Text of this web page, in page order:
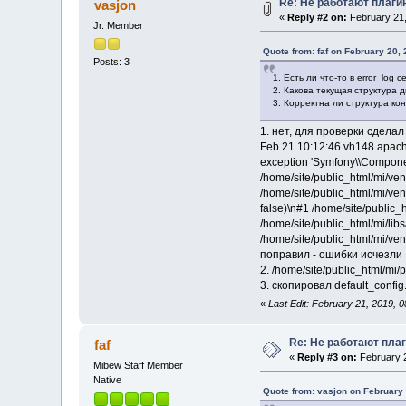
vasjon
Jr. Member
Posts: 3
«Reply #2 on: February
Quote from: faf on February 20,
1. Есть ли что-то в error_log
2. Какова текущая структура
3. Корректна ли структура
1. нет, для проверки
Feb 21 10:12:46 vh148
exception
/home/site/public_html/mi/
/home/site/public_html/mi/
false)\n#1 /home/site/
/home/site/public_html/mi/
/home/site/public_html/mi/
поправил - ошибки исчезли
2. /home/site/public_html/mi/
3. скопировал
« Last Edit: February 21, 2019,
faf
Mibew Staff Member
Native
Re: Не работают
«Reply #3 on: February
Quote from: vasjon on February